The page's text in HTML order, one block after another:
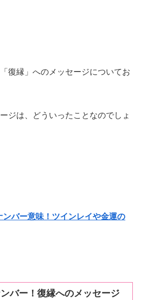
復縁」へのメッセージについてお
ジは、どういったことなのでしょ
ンバー意味！ツインレイや金運の
バー！復縁へのメッセージ